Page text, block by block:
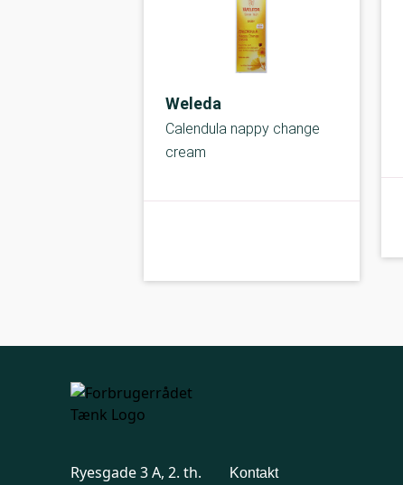
Weleda
Calendula nappy change
cream
C-kolbe
Ryesgade 3 A, 2. th.
Kontakt